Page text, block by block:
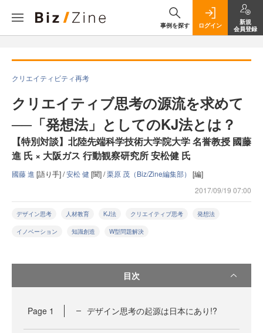
事例を探す ログイン
新規
会員登録
クリエイティビティ再考
クリエイティブ思考の源流を求めて
──「発想法」としてのKJ法とは？
【特別対談】北陸先端科学技術大学院大学 名誉教授 國藤
進 氏 × 大阪ガス 行動観察研究所 安松健 氏
國藤 進 [語り手] /安松 健 [聞] /栗原 茂（Biz/Zine編集部） [編]
2017/09/19 07:00
デザイン思考 人材教育 KJ法 クリエイティブ思考 発想法
イノベーション 知識創造 W型問題解決
目次
Page 1 デザイン思考の起源は日本にあり!?